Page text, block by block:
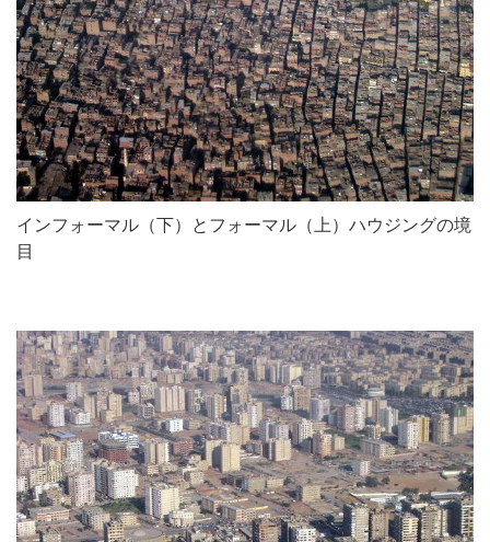
インフォーマル（下）とフォーマル（上）ハウジングの境
目